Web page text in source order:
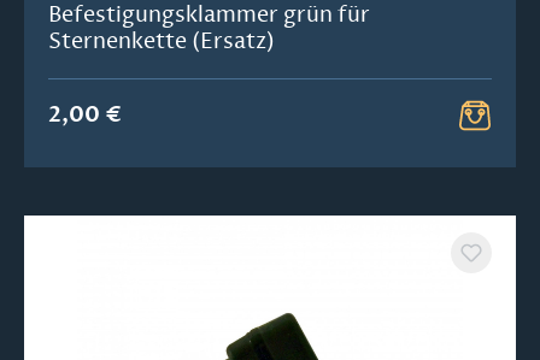
Befestigungsklammer grün für
Sternenkette (Ersatz)
2,00 €